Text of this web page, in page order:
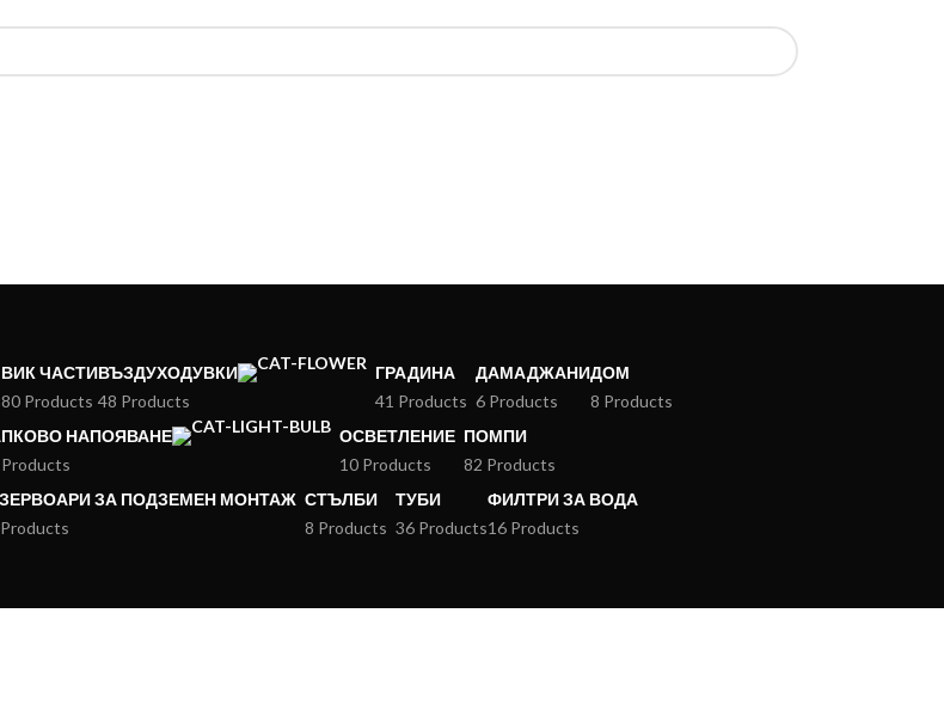
ВИК ЧАСТИ
80 Products
ВЪЗДУХОДУВКИ
48 Products
ГРАДИНА
41 Products
ДАМАДЖАНИ
6 Products
ДОМ
8 Products
НАПОЯВАНЕ
ОСВЕТЛЕНИЕ
10 Products
ПОМПИ
82 Products
ЗА ПОДЗЕМЕН МОНТАЖ СТЪЛБИ
8 Products
ТУБИ
36 Products
ФИЛТРИ ЗА ВОДА
16 Products